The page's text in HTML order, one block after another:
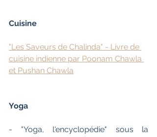
Cuisine
"Les Saveurs de Chalinda" - Livre de
cuisine indienne par Poonam Chawla
et Pushan Chawla
Yoga
- "Yoga, l'encyclopédie" sous la